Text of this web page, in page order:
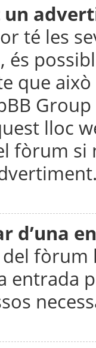
un
té les
és
que
lloc
fòrum
d’una
del
entrada